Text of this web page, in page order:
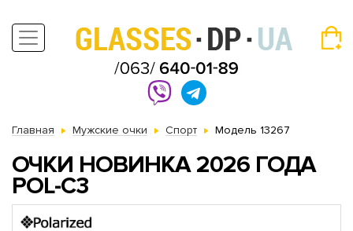
Главная Мужские очки Спорт Модель 13267
ОЧКИ НОВИНКА 2026 ГОДА
POL-C3